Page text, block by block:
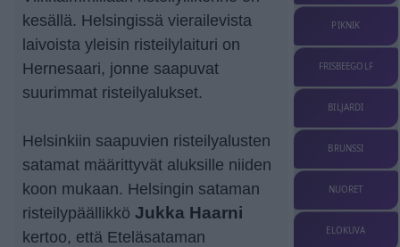
kesällä. Helsingissä vierailevista
laivoista yleisin risteilylaituri on
Hernesaari, jonne saapuvat
suurimmat risteilyalukset.
Helsinkiin saapuvien risteilyalusten
satamat määrittyvät aluksille niiden
koon mukaan. Helsingin sataman
risteilypäällikkö Jukka Haarni
kertoo, että Eteläsataman
PIKNIK
FRISBEEGOLF
BILJARDI
BRUNSSI
NUORET
ELOKUVA